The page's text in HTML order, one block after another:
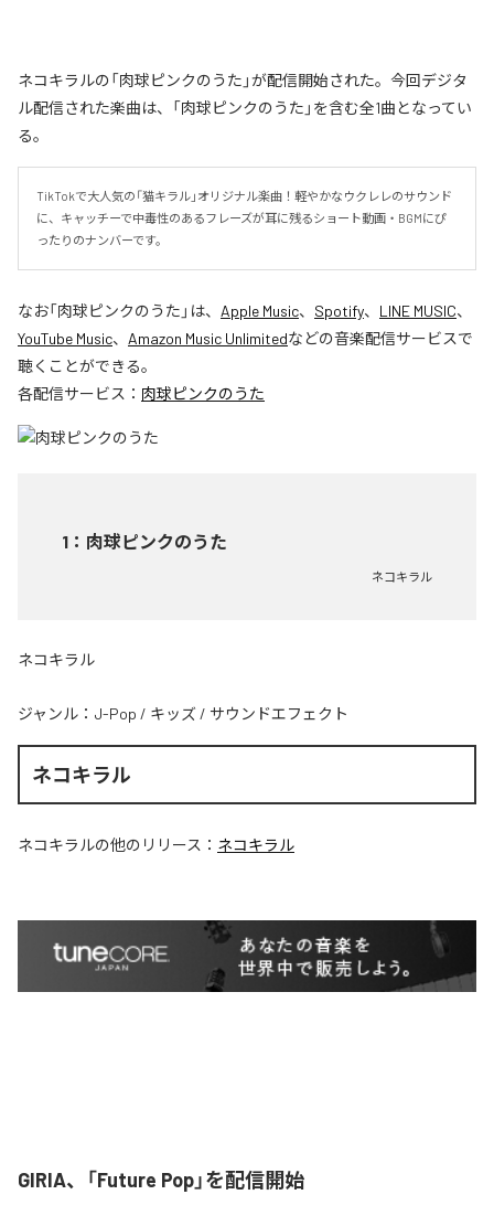
ネコキラルの「肉球ピンクのうた」が配信開始された。今回デジタ
ル配信された楽曲は、「肉球ピンクのうた」を含む全1曲となってい
る。
TikTokで大人気の「猫キラル」オリジナル楽曲！軽やかなウクレレのサウンド
に、キャッチーで中毒性のあるフレーズが耳に残るショート動画・BGMにぴ
ったりのナンバーです。
なお「肉球ピンクのうた 」は、 Apple Music、 Spotify、 LINE MUSIC、
YouTube Music、 Amazon Music Unlimitedなどの音楽配信サービスで
聴くことができる。
各配信サービス： 肉球ピンクのうた
1 ： 肉球ピンクのうた
ネコキラル
ネコキラル
ジャンル： J-Pop / キッズ / サウンドエフェクト
ネコキラル
ネコキラルの他のリリース： ネコキラル
GIRIA、「Future Pop」を配信開始